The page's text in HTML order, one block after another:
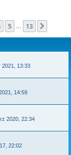
5 13
2021, 13:33
14:59
2020, 22:34
22:02